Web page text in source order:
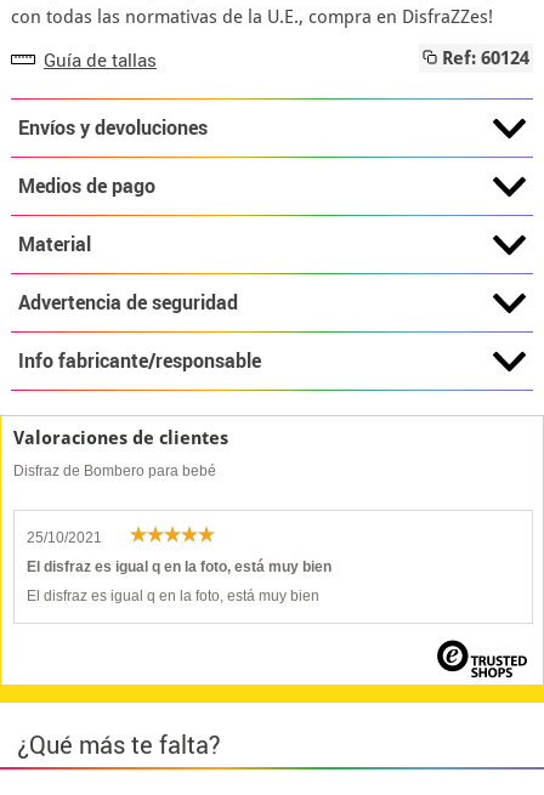
con todas las normativas de la U.E., compra en DisfraZZes!
Guía de tallas Ref: 60124
Envíos y devoluciones
Medios de pago
Material
Advertencia de seguridad
Info fabricante/responsable
Valoraciones de clientes
Disfraz de Bombero para bebé
25/10/2021
El disfraz es igual q en la foto, está muy bien
El disfraz es igual q en la foto, está muy bien
¿Qué más te falta?